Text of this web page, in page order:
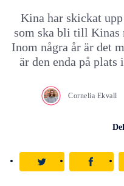
Kina har skickat
som ska bli till Kinas
Inom några år är det
är den enda på
Cornelia Ekvall